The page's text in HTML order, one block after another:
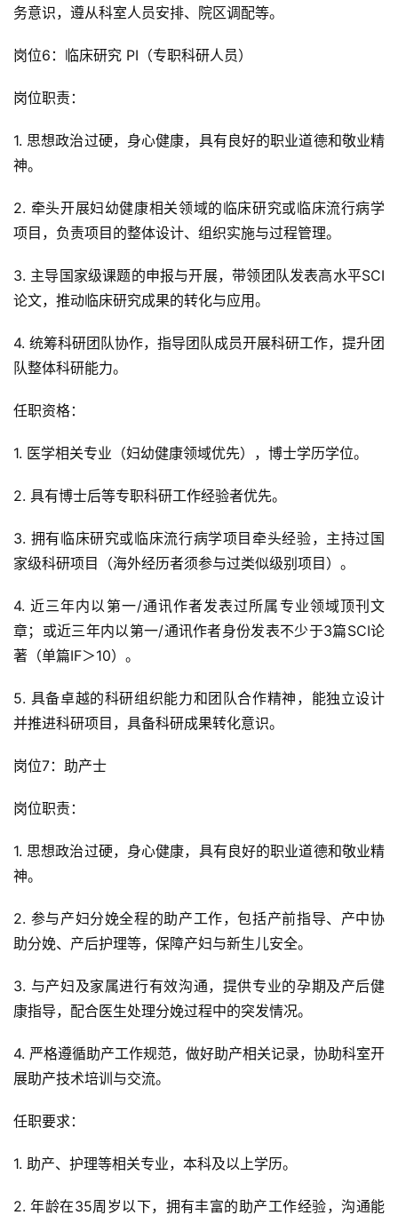
务意识，遵从科室人员安排、院区调配等。
岗位6：临床研究 PI（专职科研人员）
岗位职责：
1. 思想政治过硬，身心健康，具有良好的职业道德和敬业精
神。
2. 牵头开展妇幼健康相关领域的临床研究或临床流行病学
项目，负责项目的整体设计、组织实施与过程管理。
3. 主导国家级课题的申报与开展，带领团队发表高水平SCI
论文，推动临床研究成果的转化与应用。
4. 统筹科研团队协作，指导团队成员开展科研工作，提升团
队整体科研能力。
任职资格：
1. 医学相关专业（妇幼健康领域优先），博士学历学位。
2. 具有博士后等专职科研工作经验者优先。
3. 拥有临床研究或临床流行病学项目牵头经验，主持过国
家级科研项目（海外经历者须参与过类似级别项目）。
4. 近三年内以第一/通讯作者发表过所属专业领域顶刊文
章；或近三年内以第一/通讯作者身份发表不少于3篇SCI论
著（单篇IF＞10）。
5. 具备卓越的科研组织能力和团队合作精神，能独立设计
并推进科研项目，具备科研成果转化意识。
岗位7：助产士
岗位职责：
1. 思想政治过硬，身心健康，具有良好的职业道德和敬业精
神。
2. 参与产妇分娩全程的助产工作，包括产前指导、产中协
助分娩、产后护理等，保障产妇与新生儿安全。
3. 与产妇及家属进行有效沟通，提供专业的孕期及产后健
康指导，配合医生处理分娩过程中的突发情况。
4. 严格遵循助产工作规范，做好助产相关记录，协助科室开
展助产技术培训与交流。
任职要求：
1. 助产、护理等相关专业，本科及以上学历。
2. 年龄在35周岁以下，拥有丰富的助产工作经验，沟通能